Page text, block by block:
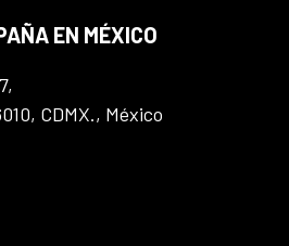
EN MÉXICO
CDMX., México